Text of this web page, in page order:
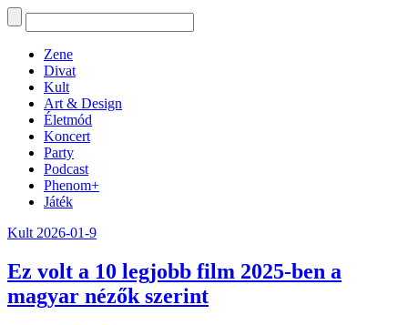
Zene
Divat
Kult
Art & Design
Életmód
Koncert
Party
Podcast
Phenom+
Játék
Kult 2026-01-9
Ez volt a 10 legjobb film 2025-ben a
magyar nézők szerint